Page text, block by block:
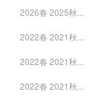
2026春 2025秋...
2022春 2021秋...
2022春 2021秋...
2022春 2021秋...